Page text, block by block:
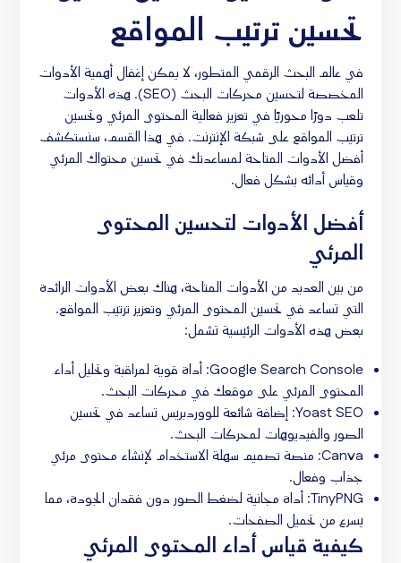
تحسين ترتيب المواقع
في عالم البحث الرقمي المتطور، لا يمكن إغفال أهمية الأدوات
المخصصة لتحسين محركات البحث (SEO). هذه الأدوات
تلعب دورًا محوريًا في تعزيز فعالية المحتوى المرئي وتحسين
ترتيب المواقع على شبكة الإنترنت. في هذا القسم، سنستكشف
أفضل الأدوات المتاحة لمساعدتك في تحسين محتواك المرئي
وقياس أدائه بشكل فعال.
أفضل الأدوات لتحسين المحتوى
المرئي
من بين العديد من الأدوات المتاحة، هناك بعض الأدوات الرائدة
التي تساعد في تحسين المحتوى المرئي وتعزيز ترتيب المواقع.
بعض هذه الأدوات الرئيسية تشمل:
Google Search Console: أداة قوية لمراقبة وتحليل أداء
المحتوى المرئي على موقعك في محركات البحث.
Yoast SEO: إضافة شائعة للووردبريس تساعد في تحسين
الصور والفيديوهات لمحركات البحث.
Canva: منصة تصميم سهلة الاستخدام لإنشاء محتوى مرئي
جذاب وفعال.
TinyPNG: أداة مجانية لضغط الصور دون فقدان الجودة، مما
يسرع من تحميل الصفحات.
كيفية قياس أداء المحتوى المرئي